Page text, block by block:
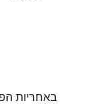
באחריות